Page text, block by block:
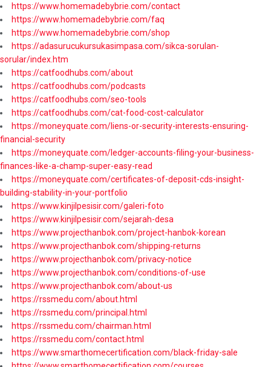
https://www.homemadebybrie.com/contact
https://www.homemadebybrie.com/faq
https://www.homemadebybrie.com/shop
https://adasurucukursukasimpasa.com/sikca-sorulan-
sorular/index.htm
https://catfoodhubs.com/about
https://catfoodhubs.com/podcasts
https://catfoodhubs.com/seo-tools
https://catfoodhubs.com/cat-food-cost-calculator
https://moneyquate.com/liens-or-security-interests-ensuring-
financial-security
https://moneyquate.com/ledger-accounts-filing-your-business-
finances-like-a-champ-super-easy-read
https://moneyquate.com/certificates-of-deposit-cds-insight-
building-stability-in-your-portfolio
https://www.kinjilpesisir.com/galeri-foto
https://www.kinjilpesisir.com/sejarah-desa
https://www.projecthanbok.com/project-hanbok-korean
https://www.projecthanbok.com/shipping-returns
https://www.projecthanbok.com/privacy-notice
https://www.projecthanbok.com/conditions-of-use
https://www.projecthanbok.com/about-us
https://rssmedu.com/about.html
https://rssmedu.com/principal.html
https://rssmedu.com/chairman.html
https://rssmedu.com/contact.html
https://www.smarthomecertification.com/black-friday-sale